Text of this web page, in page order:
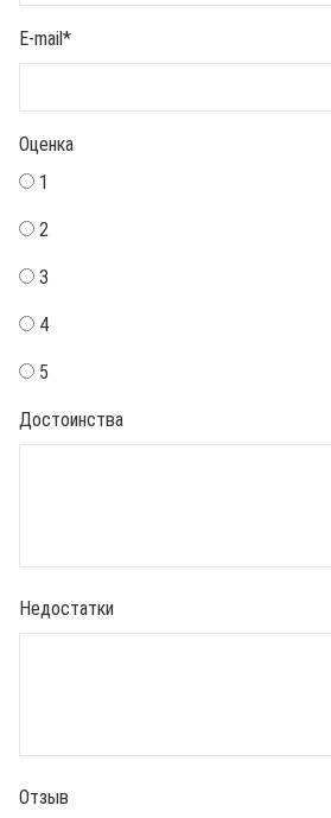
E-mail*
Оценка
1
2
3
4
5
Достоинства
Недостатки
Отзыв